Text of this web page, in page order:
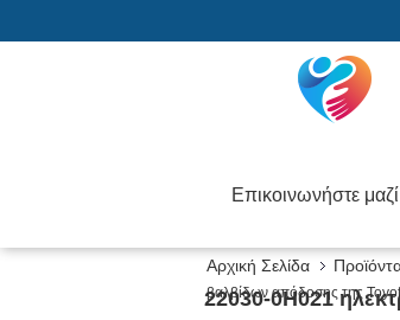
Επικοινωνήστε
Αρχική Σελίδα
βαλβίδων απόδοσης της
22030-0H021